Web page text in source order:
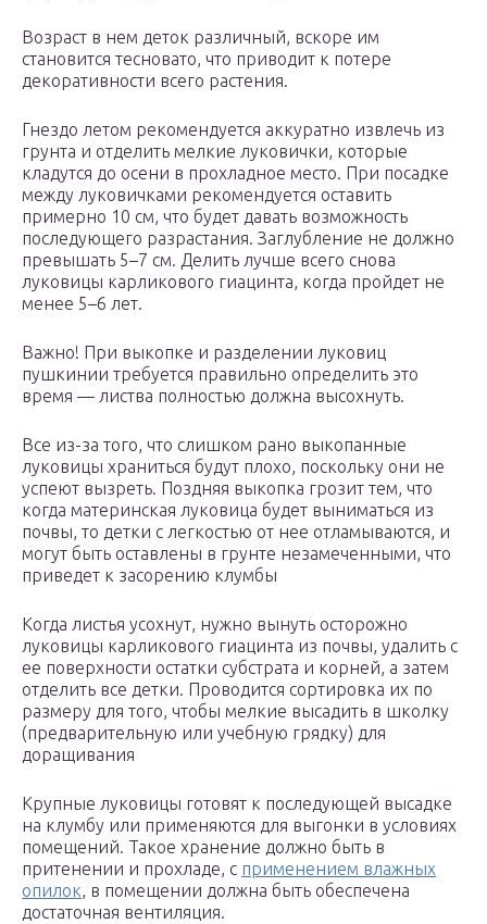
Возраст в нем деток различный, вскоре им
становится тесновато, что приводит к потере
декоративности всего растения.
Гнездо летом рекомендуется аккуратно извлечь из
грунта и отделить мелкие луковички, которые
кладутся до осени в прохладное место. При посадке
между луковичками рекомендуется оставить
примерно 10 см, что будет давать возможность
последующего разрастания. Заглубление не должно
превышать 5–7 см. Делить лучше всего снова
луковицы карликового гиацинта, когда пройдет не
менее 5–6 лет.
Важно! При выкопке и разделении луковиц
пушкинии требуется правильно определить это
время — листва полностью должна высохнуть.
Все из-за того, что слишком рано выкопанные
луковицы храниться будут плохо, поскольку они не
успеют вызреть. Поздняя выкопка грозит тем, что
когда материнская луковица будет выниматься из
почвы, то детки с легкостью от нее отламываются, и
могут быть оставлены в грунте незамеченными, что
приведет к засорению клумбы
Когда листья усохнут, нужно вынуть осторожно
луковицы карликового гиацинта из почвы, удалить с
ее поверхности остатки субстрата и корней, а затем
отделить все детки. Проводится сортировка их по
размеру для того, чтобы мелкие высадить в школку
(предварительную или учебную грядку) для
доращивания
Крупные луковицы готовят к последующей высадке
на клумбу или применяются для выгонки в условиях
помещений. Такое хранение должно быть в
притенении и прохладе, с применением влажных
опилок, в помещении должна быть обеспечена
достаточная вентиляция.